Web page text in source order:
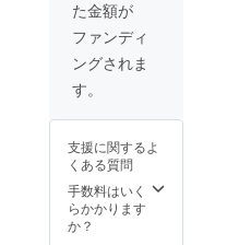
祭開催
当日に
お渡し
します
※「るり
子の青
春ビー
ト！」
された
です
※午前の
部、午
後の部
どちら
た金額が
ファンディ
ングされま
す。
支援に関するよ
くある質問
手数料はいく
らかかります
か？